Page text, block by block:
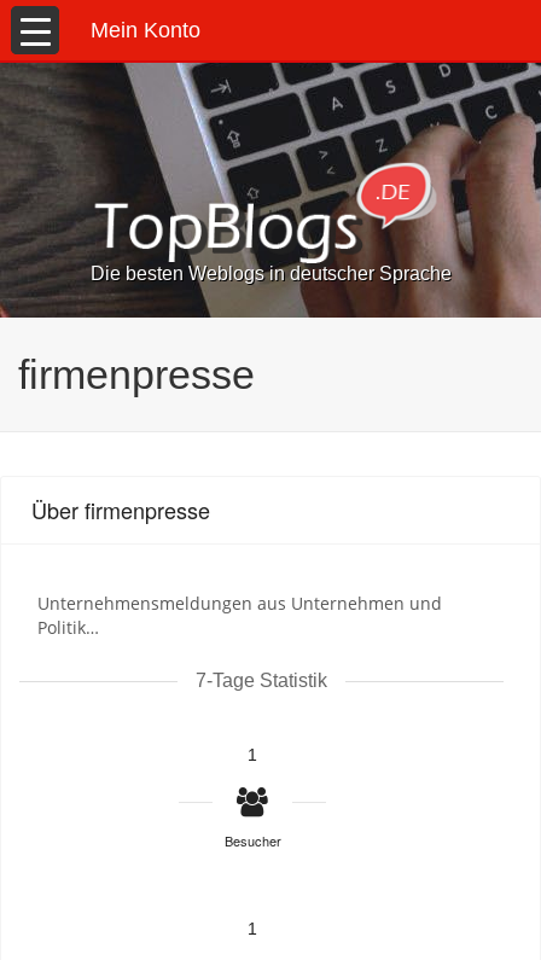
Mein Konto
Die besten Weblogs in deutscher Sprache
firmenpresse
Über firmenpresse
Unternehmensmeldungen aus Unternehmen und
Politik…
7-Tage Statistik
1
Besucher
1